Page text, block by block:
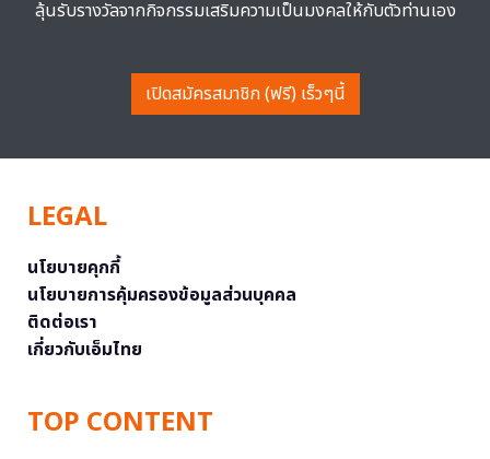
ลุ้นรับรางวัลจากกิจกรรมเสริมความเป็นมงคลให้กับตัวท่านเอง
เปิดสมัครสมาชิก (ฟรี) เร็วๆนี้
LEGAL
นโยบายคุกกี้
นโยบายการคุ้มครองข้อมูลส่วนบุคคล
ติดต่อเรา
เกี่ยวกับเอ็มไทย
TOP CONTENT